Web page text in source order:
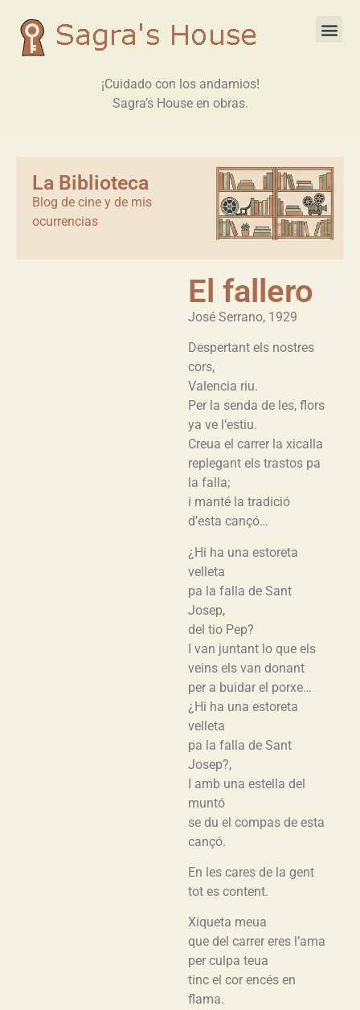
¡Cuidado con los andamios!
Sagra’s House en obras.
La Biblioteca
Blog de cine y de mis
ocurrencias
El fallero
José Serrano, 1929
Despertant els nostres
cors,
Valencia riu.
Per la senda de les, flors
ya ve l’estiu.
Creua el carrer la xicalla
replegant els trastos pa
la falla;
i manté la tradició
d’esta cançó…
¿Hi ha una estoreta
velleta
pa la falla de Sant
Josep,
del tio Pep?
I van juntant lo que els
veins els van donant
per a buidar el porxe…
¿Hi ha una estoreta
velleta
pa la falla de Sant
Josep?,
I amb una estella del
muntó
se du el compas de esta
cançó.
En les cares de la gent
tot es content.
Xiqueta meua
que del carrer eres l’ama
per culpa teua
tinc el cor encés en
flama.